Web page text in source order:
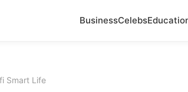
BusinessCelebs
Smart Life